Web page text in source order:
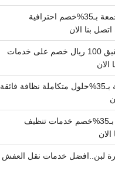
شركة نقل عفش بالمجمعة بـ35%خصم احترافية
بنا الان
دينا نقل عفش حي العقيق 100 ريال خصم على خدمات
الان
شركة تنظيف بالمجمعة بـ35%حلول متكاملة نظافة فائقة
شركة تنظيف بالدرعيه بـ35%خصم خدمات تنظيف
لبن..افضل خدمات نقل العفش